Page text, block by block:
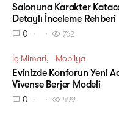
Salonuna Karakter
Detaylı İnceleme Rehberi
0 762
İç Mimari Mobilya
Evinizde Konforun Yeni
Vivense Berjer Modeli
0 499